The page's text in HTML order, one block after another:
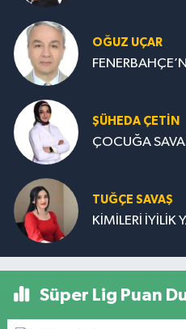
OĞUZ UÇAR
ŞÜHEDA ÇETİN
ÇOCUĞA
TUĞÇE SAVAŞ
KİMİLERİ İYİLİK
Süper Lig Puan